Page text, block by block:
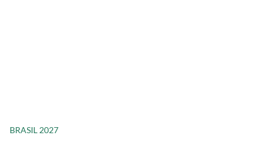
BRASIL 2027